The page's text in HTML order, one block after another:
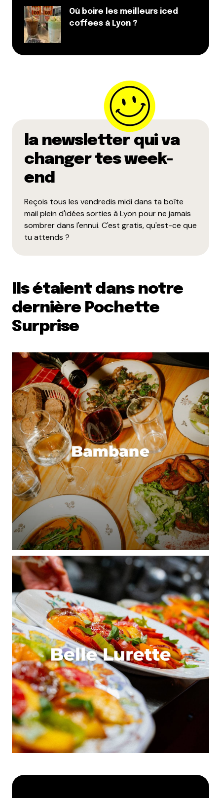
Où boire les meilleurs iced
coffees à Lyon ?
la newsletter qui va
changer tes week-
end
Reçois tous les vendredis midi dans ta boîte
mail plein d'idées sorties à Lyon pour ne jamais
sombrer dans l'ennui. C'est gratis, qu'est-ce que
tu attends ?
Ils étaient dans notre
dernière Pochette
Surprise